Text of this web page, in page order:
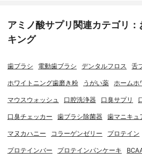
アミノ酸サプリ関連カテゴリ
キング
歯ブラシ 電動歯ブラシ デンタルフロス 舌
ホワイトニング歯磨き粉 うがい薬 ホームホ
マウスウォッシュ 口腔洗浄器 口臭サプリ
口臭チェッカー 歯ブラシ除菌器 歯マニキュ
マヌカハニー コラーゲンゼリー プロテイン
プロテインバー プロテインパンケーキ